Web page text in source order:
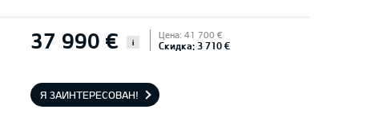
37 990 € i
Цена: 41 700 €
Скидка: 3 710 €
Я ЗАИНТЕРЕСОВАН!